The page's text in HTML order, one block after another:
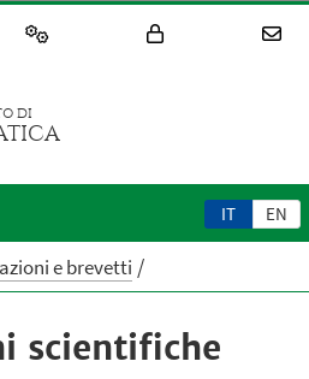
DI
IT EN
e brevetti
scientifiche